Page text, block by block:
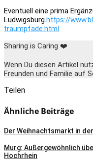
Eventuell eine prima
Ludwigsburg.https://
traumpfade.html
Sharing is Caring ❤️
Wenn Du diesen Artikel
Freunden und Familie auf
Teilen
Ähnliche Beiträge
Der Weihnachtsmarkt in
Murg: Außergewöhnlich
Hochrhein